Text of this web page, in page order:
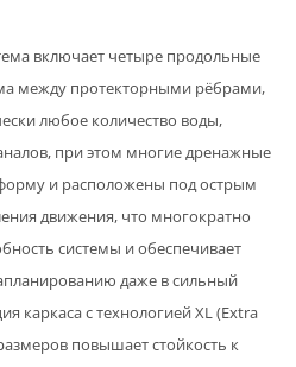
включает четыре продольные
между протекторными рёбрами,
любое количество воды,
при этом многие дренажные
и расположены под острым
движения, что многократно
системы и обеспечивает
даже в сильный
каркаса с технологией XL (Extra
повышает стойкость к